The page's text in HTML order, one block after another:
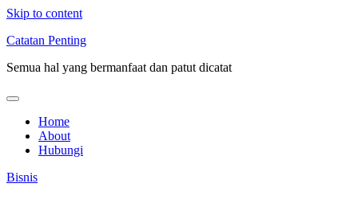
Skip to content
Catatan Penting
Semua hal yang bermanfaat dan patut dicatat
Home
About
Hubungi
Bisnis